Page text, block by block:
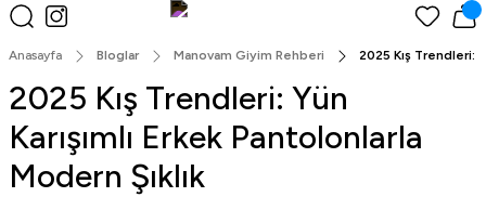
Peşin Fiyatına 3 Taksit!
Anasayfa Bloglar Manovam Giyim Rehberi 2025 Kış Trendleri:
2025 Kış Trendleri: Yün
Karışımlı Erkek Pantolonlarla
Modern Şıklık